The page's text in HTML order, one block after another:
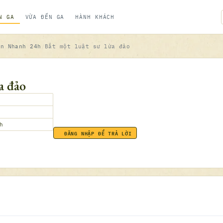
GA VỪA ĐẾN GA HÀNH KHÁCH
Nhanh 24h Bắt một luật sư lừa đảo
đảo
ĐĂNG NHẬP ĐỂ TRẢ LỜI